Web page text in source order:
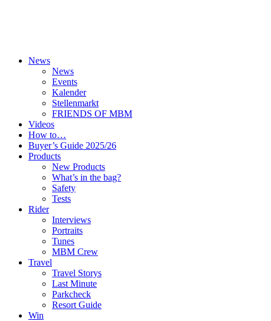
News
News
Events
Kalender
Stellenmarkt
FRIENDS OF MBM
Videos
How to…
Buyer’s Guide 2025/26
Products
New Products
What’s in the bag?
Safety
Tests
Rider
Interviews
Portraits
Tunes
MBM Crew
Travel
Travel Storys
Last Minute
Parkcheck
Resort Guide
Win